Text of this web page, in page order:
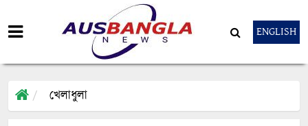
ENGLISH
খেলাধুলা